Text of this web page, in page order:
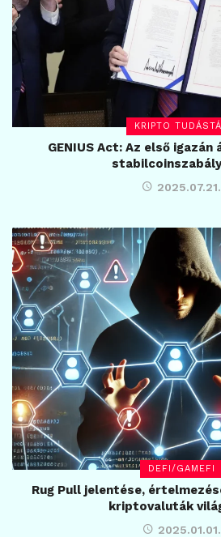
KRIPTO
GENIUS Act: Az első
2025.07.21.
DEFI/GAMEFI
Rug Pull jelentése,
kriptovaluták
2025.01.01.